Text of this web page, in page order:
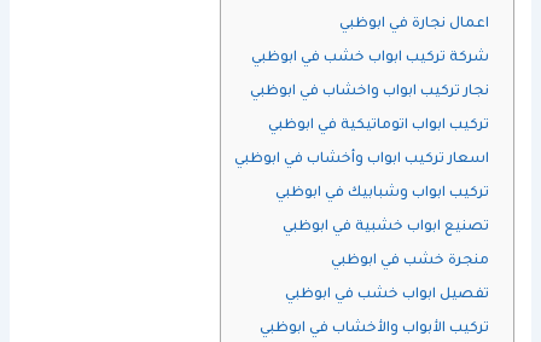
اعمال نجارة في ابوظبي
شركة تركيب ابواب خشب في ابوظبي
نجار تركيب ابواب واخشاب في ابوظبي
تركيب ابواب اتوماتيكية في ابوظبي
اسعار تركيب ابواب وأخشاب في ابوظبي
تركيب ابواب وشبابيك في ابوظبي
تصنيع ابواب خشبية في ابوظبي
منجرة خشب في ابوظبي
تفصيل ابواب خشب في ابوظبي
تركيب الأبواب والأخشاب في ابوظبي